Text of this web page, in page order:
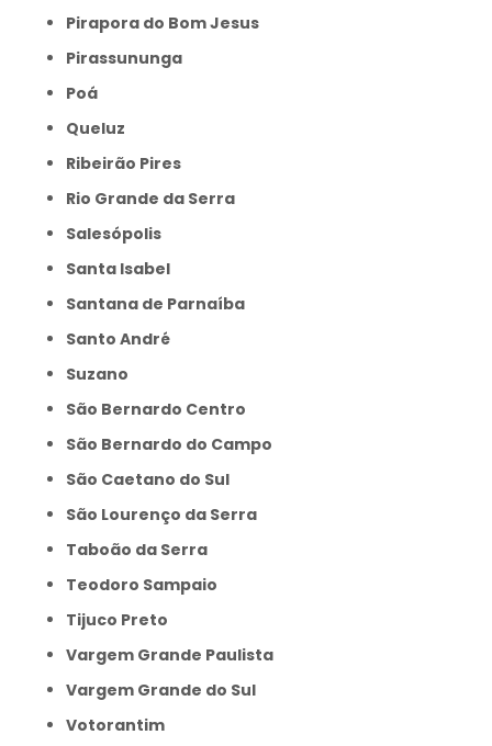
Pirapora do Bom Jesus
Pirassununga
Poá
Queluz
Ribeirão Pires
Rio Grande da Serra
Salesópolis
Santa Isabel
Santana de Parnaíba
Santo André
Suzano
São Bernardo Centro
São Bernardo do Campo
São Caetano do Sul
São Lourenço da Serra
Taboão da Serra
Teodoro Sampaio
Tijuco Preto
Vargem Grande Paulista
Vargem Grande do Sul
Votorantim